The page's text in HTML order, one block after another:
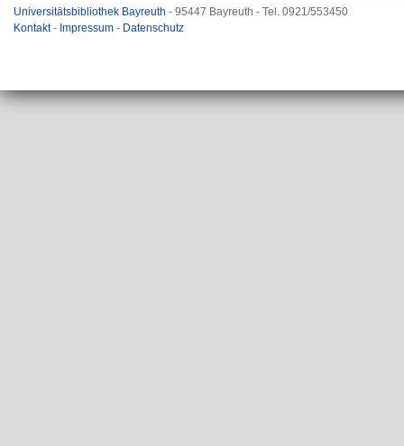
Universitätsbibliothek Bayreuth - 95447 Bayreuth - Tel. 0921/553450
Kontakt- Impressum - Datenschutz